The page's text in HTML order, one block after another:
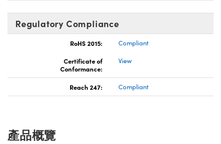
Regulatory Compliance
RoHS 2015:
Compliant
Certificate of
Conformance:
View
Reach 247: Compliant
產品概覽